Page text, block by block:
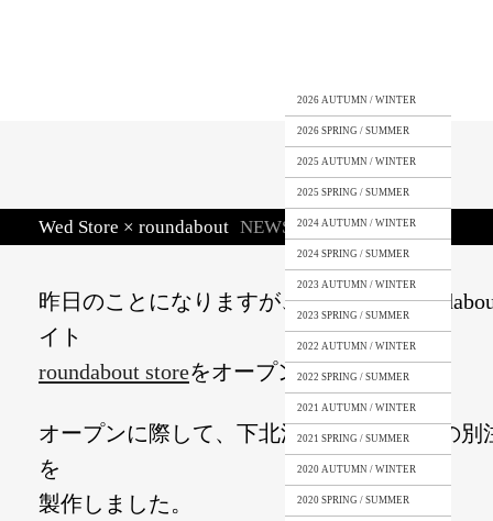
2026 AUTUMN / WINTER
2026 SPRING / SUMMER
2025 AUTUMN / WINTER
2025 SPRING / SUMMER
2024 AUTUMN / WINTER
2024 SPRING / SUMMER
2023 AUTUMN / WINTER
2023 SPRING / SUMMER
2022 AUTUMN / WINTER
2022 SPRING / SUMMER
2021 AUTUMN / WINTER
2021 SPRING / SUMMER
2020 AUTUMN / WINTER
2020 SPRING / SUMMER
Wed Store × roundabout NEWS
昨日のことになりますが、3月13日、
イト
roundabout storeをオープンしました。
オープンに際して、下北沢のWed Store
との
を
製作しました。